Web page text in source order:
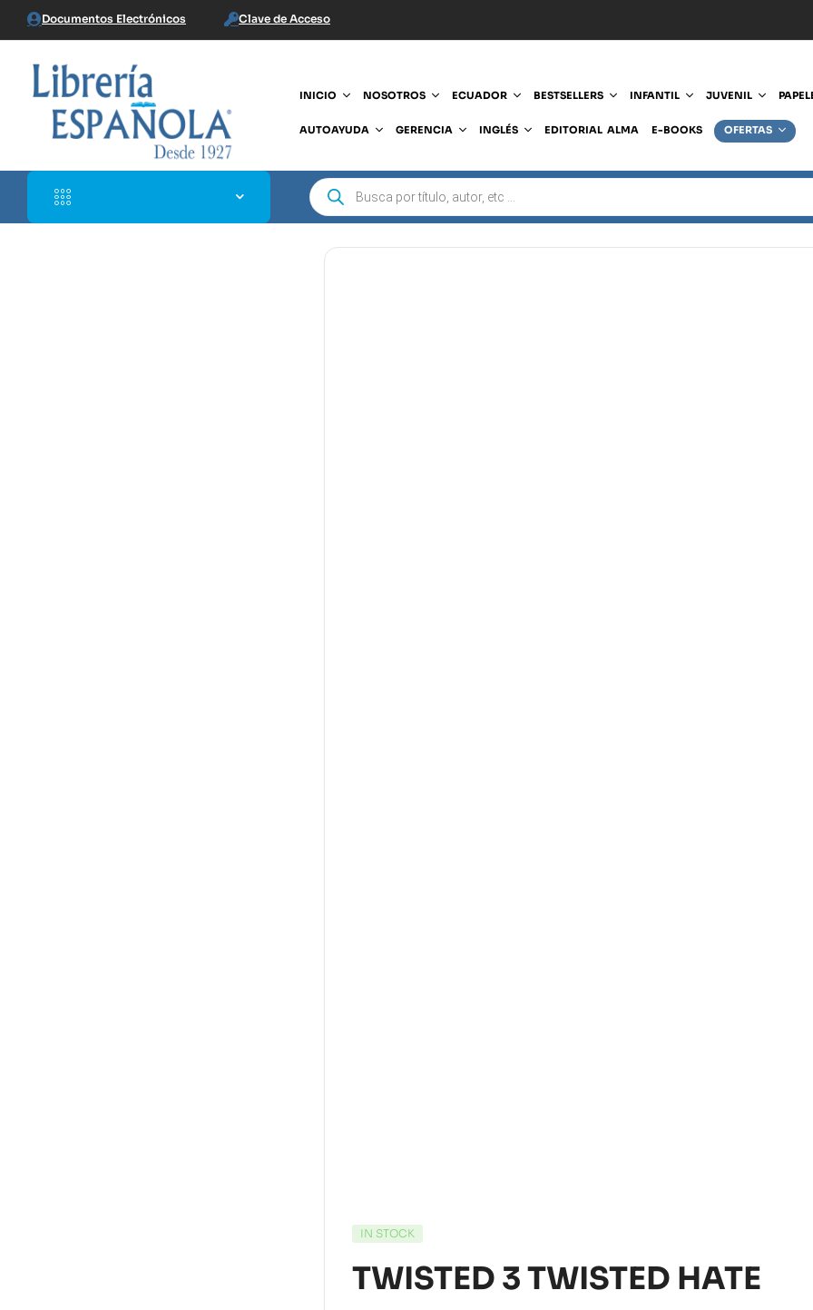
Documentos Electrónicos Clave de Acceso
INICIO NOSOTROS ECUADOR BESTSELLERS INFANTIL JUVENIL
AUTOAYUDA GERENCIA INGLÉS EDITORIAL ALMA E-BOOKS OFERTAS
IN STOCK
TWISTED 3 TWISTED HATE